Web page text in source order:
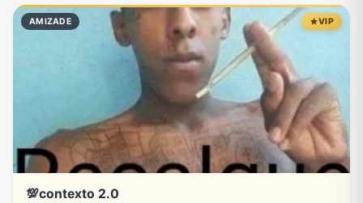
AMIZADE VIP
💯contexto 2.0